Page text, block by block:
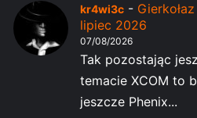
kr4wi3c -
lipiec 2026
07/08/2026
Tak pozostając
temacie XCOM to
jeszcze Phenix...